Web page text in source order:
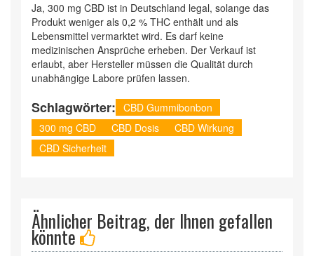
Ja, 300 mg CBD ist in Deutschland legal, solange das
Produkt weniger als 0,2 % THC enthält und als
Lebensmittel vermarktet wird. Es darf keine
medizinischen Ansprüche erheben. Der Verkauf ist
erlaubt, aber Hersteller müssen die Qualität durch
unabhängige Labore prüfen lassen.
Schlagwörter: CBD Gummibonbon
300 mg CBD
CBD Dosis
CBD Wirkung
CBD Sicherheit
Ähnlicher Beitrag, der Ihnen gefallen
könnte